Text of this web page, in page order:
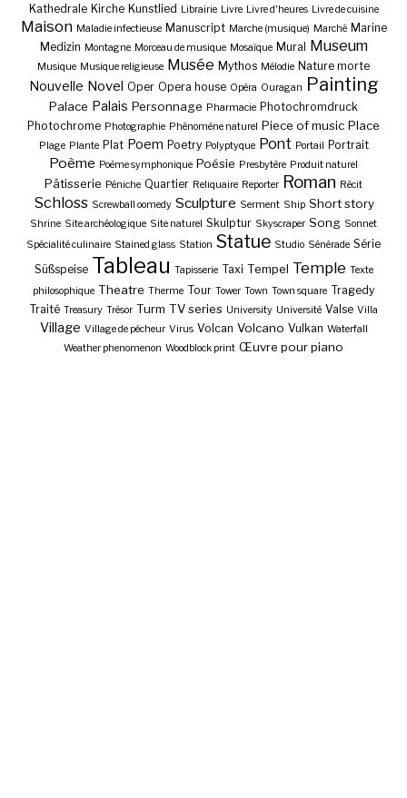
Kathedrale Kirche Kunstlied Librairie Livre Livre d'heures Livre de cuisine
Maison Maladie infectieuse Manuscript Marche (musique) Marché Marine
Medizin Montagne Morceau de musique Mosaïque Mural Museum
Musique Musique religieuse Musée Mythos Mélodie Nature morte
Nouvelle Novel Oper Opera house Opéra Ouragan Painting
Palace Palais Personnage Pharmacie Photochromdruck
Photochrome Photographie Phénomène naturel Piece of music Place
Plage Plante Plat Poem Poetry Polyptyque Pont Portail Portrait
Poème Poème symphonique Poésie Presbytère Produit naturel
Pâtisserie Péniche Quartier Reliquaire Reporter Roman Récit
Schloss Screwball oomedy Sculpture Serment Ship Short story
Shrine Site archéologique Site naturel Skulptur Skyscraper Song Sonnet
Spécialité culinaire Stained glass Station Statue Studio Sénérade Série
Süßspeise Tableau Tapisserie Taxi Tempel Temple Texte
philosophique Theatre Therme Tour Tower Town Town square Tragedy
Traité Treasury Trésor Turm TV series University Université Valse Villa
Village Village de pêcheur Virus Volcan Volcano Vulkan Waterfall
Weather phenomenon Woodblock print Œuvre pour piano